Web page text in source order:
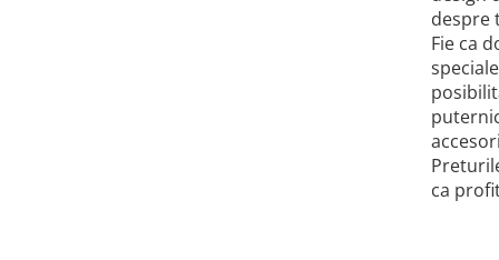
despre
Fie ca
ca